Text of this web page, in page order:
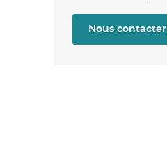
Nous contacter